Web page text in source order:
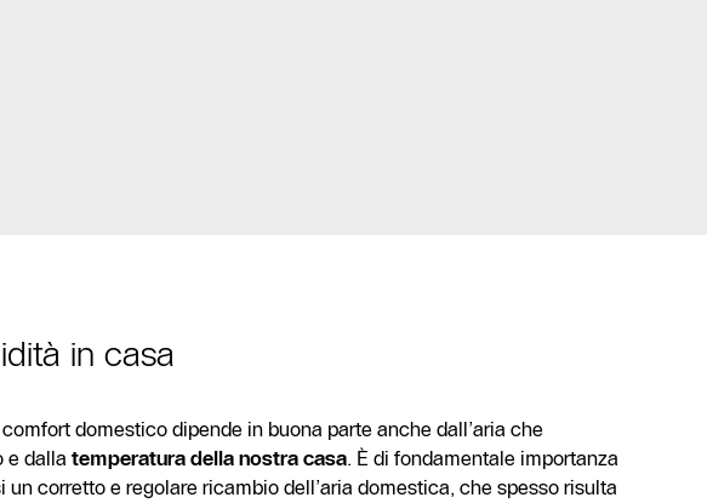
in casa
domestico dipende in buona parte anche dall’aria che
e dalla temperatura della nostra casa. È di fondamentale importanza
un corretto e regolare ricambio dell’aria domestica, che spesso risulta